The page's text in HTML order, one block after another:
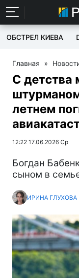
ОБСТРЕЛ КИЕВА
Главная »
С детства
летнем
12:22 17.06.2026 Ср
Богдан
сыном в
ИРИНА ГЛУХОВА